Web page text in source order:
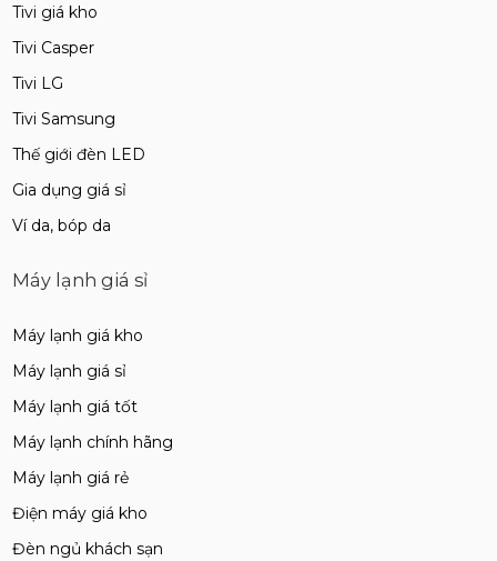
Tivi giá kho
Tivi Casper
Tivi LG
Tivi Samsung
Thế giới đèn LED
Gia dụng giá sỉ
Ví da, bóp da
Máy lạnh giá sỉ
Máy lạnh giá kho
Máy lạnh giá sỉ
Máy lạnh giá tốt
Máy lạnh chính hãng
Máy lạnh giá rẻ
Điện máy giá kho
Đèn ngủ khách sạn